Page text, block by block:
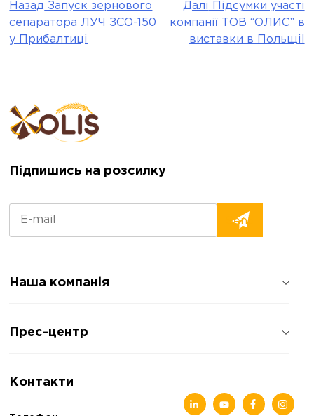
Post
navigation
Назад Запуск зернового
сепаратора ЛУЧ ЗСО-150
у Прибалтиці
Далі
Підсумки участі
компанії ТОВ “ОЛИС” в
виставки в Польщі!
Підпишись на розсилку
Наша компанія
Відгуки про компанію
Прес-центр
Статті
Контакти